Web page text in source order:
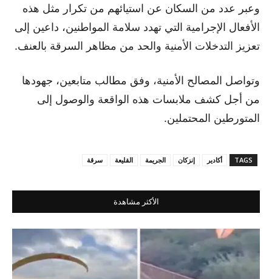
وعبر عدد من السكان عن استيائهم من تكرار مثل هذه
الأفعال الإجرامية التي تهدد سلامة المواطنين، داعين إلى
تعزيز التدخلات الأمنية والحد من مظاهر السرقة بالعنف.
وتواصل المصالح الأمنية، وفق مطالب متابعين، جهودها
من أجل كشف ملابسات هذه الواقعة والوصول إلى
المتورطين المحتملين.
TAGS أكادير إنزكان الجريمة القليعة سرقة
الأكثر مشاهدة